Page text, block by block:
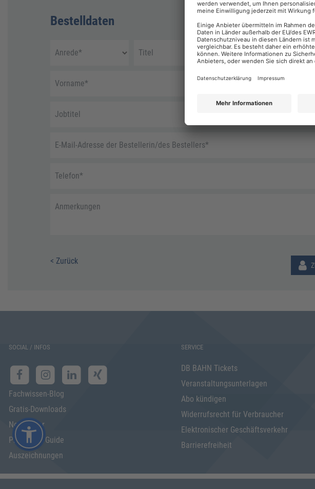
Bestelldaten
Anrede* Titel
Vorname* Nachname*
Jobtitel
E-Mail-Adresse der Bestellerin/des Bestellers*
Telefon*
Anmerkungen
< Zurück
SOCIAL / INFOS
Fachwissen-Blog
Gratis-Downloads
Newsletter
Programm Guide
Auszeichnungen
SERVICE
DB BAHN Tickets
Veranstaltungsunterlagen
Abo kündigen
Widerrufsrecht für Verbraucher
Elektronischer Geschäftsverkehr
Barrierefreiheit